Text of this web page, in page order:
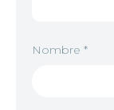
Nombre *